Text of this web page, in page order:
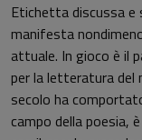
Etichetta discussa
manifesta
attuale. In gioco è il
per la letteratura del
secolo ha
campo della poesia,